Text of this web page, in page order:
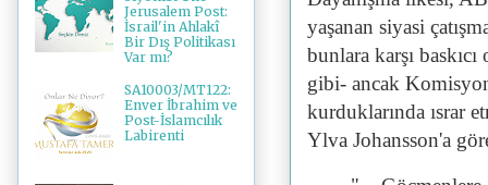
yaşanan siyasi
bunlara karşı
gibi- ancak
kurduklarında ısrar
Ylva Johansson'a
Jerusalem Post:
İsrail'in Ahlakî
Bir Dış Politikası
Var mı?
SA10003/MT122:
Enver İbrahim ve
Post-İslamcılık
Labirenti